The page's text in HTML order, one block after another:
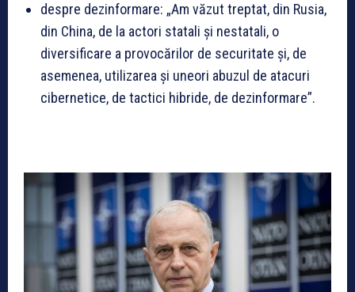
despre dezinformare: „Am văzut treptat, din Rusia,
din China, de la actori statali și nestatali, o
diversificare a provocărilor de securitate și, de
asemenea, utilizarea și uneori abuzul de atacuri
cibernetice, de tactici hibride, de dezinformare”.